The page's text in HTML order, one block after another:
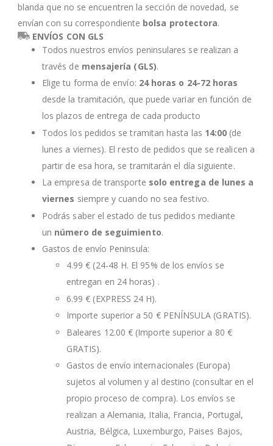
blanda que no se encuentren la sección de novedad, se
envían con su correspondiente bolsa protectora.
ENVÍOS CON GLS
Todos nuestros envíos peninsulares se realizan a
través de mensajería (GLS).
Elige tu forma de envío: 24 horas o 24-72 horas
desde la tramitación, que puede variar en función de
los plazos de entrega de cada producto
Todos los pedidos se tramitan hasta las 14:00 (de
lunes a viernes). El resto de pedidos que se realicen a
partir de esa hora, se tramitarán el día siguiente.
La empresa de transporte solo entrega de lunes a
viernes siempre y cuando no sea festivo.
Podrás saber el estado de tus pedidos mediante
un número de seguimiento.
Gastos de envío Peninsula:
4.99 € (24-48 H. El 95% de los envíos se
entregan en 24 horas) .
6.99 € (EXPRESS 24 H).
Importe superior a 50 € PENÍNSULA (GRATIS).
Baleares 12.00 € (Importe superior a 80 €
GRATIS).
Gastos de envío internacionales (Europa)
sujetos al volumen y al destino (consultar en el
propio proceso de compra). Los envíos se
realizan a Alemania, Italia, Francia, Portugal,
Austria, Bélgica, Luxemburgo, Paises Bajos,